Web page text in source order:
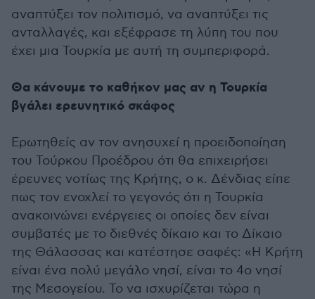
αναπτύξει τον πολιτισμό, να αναπτύξει τις
ανταλλαγές, και εξέφρασε τη λύπη του που
έχει μια Τουρκία με αυτή τη συμπεριφορά.
Θα κάνουμε το καθήκον μας αν η Τουρκία
βγάλει ερευνητικό σκάφος
Ερωτηθείς αν τον ανησυχεί η προειδοποίηση
του Τούρκου Προέδρου ότι θα επιχειρήσει
έρευνες νοτίως της Κρήτης, ο κ. Δένδιας είπε
πως τον ενοχλεί το γεγονός ότι η Τουρκία
ανακοινώνει ενέργειες οι οποίες δεν είναι
συμβατές με το διεθνές δίκαιο και το Δίκαιο
της Θάλασσας και κατέστησε σαφές: «Η Κρήτη
είναι ένα πολύ μεγάλο νησί, είναι το 4ο νησί
της Μεσογείου. Το να ισχυρίζεται τώρα η